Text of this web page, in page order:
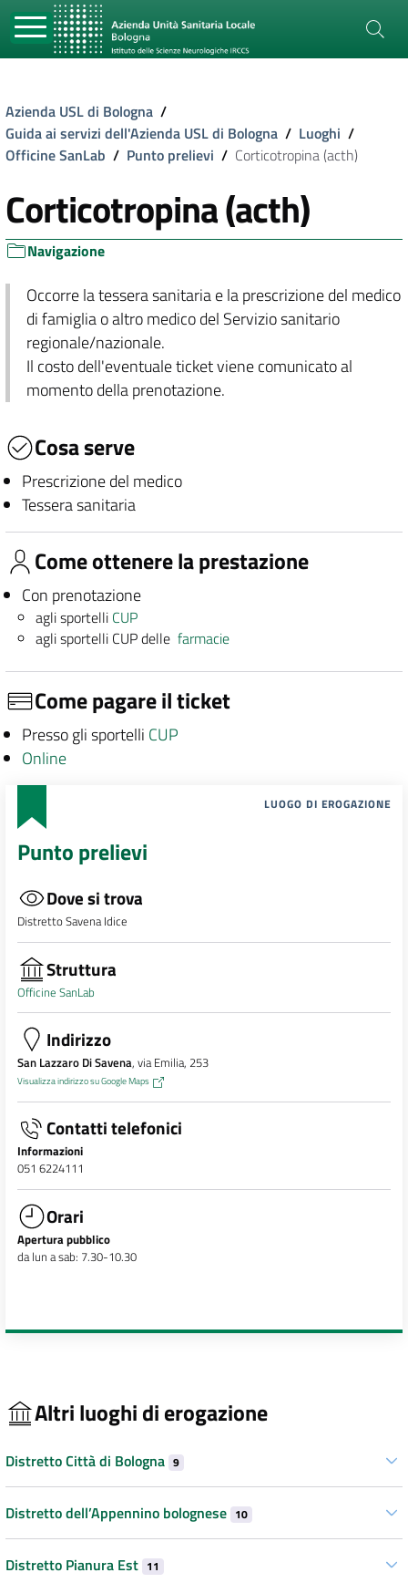
Azienda USL di Bologna /
Guida ai servizi dell'Azienda USL di Bologna / Luoghi /
Officine SanLab / Punto prelievi / Corticotropina (acth)
Corticotropina (acth)
Navigazione
Occorre la tessera sanitaria e la prescrizione del medico
di famiglia o altro medico del Servizio sanitario
regionale/nazionale.
Il costo dell'eventuale ticket viene comunicato al
momento della prenotazione.
Cosa serve
Prescrizione del medico
Tessera sanitaria
Come ottenere la prestazione
Con prenotazione
agli sportelli CUP
agli sportelli CUP dellefarmacie
Come pagare il ticket
Presso gli sportelli CUP
Online
LUOGO DI EROGAZIONE
Punto prelievi
Dove si trova
Distretto Savena Idice
Struttura
Officine SanLab
Indirizzo
San Lazzaro Di Savena, via Emilia, 253
Visualizza indirizzo su Google Maps
Contatti telefonici
Informazioni
051 6224111
Orari
Apertura pubblico
da lun a sab: 7.30-10.30
Altri luoghi di erogazione
Distretto Città di Bologna 9
Distretto dell’Appennino bolognese 10
Distretto Pianura Est 11